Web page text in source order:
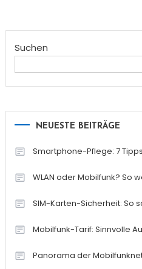
Suchen
NEUESTE BEITRÄGE
Smartphone-Pflege: 7
WLAN oder Mobilfunk? So
SIM-Karten-Sicherheit: So
Mobilfunk-Tarif: Sinnvolle
Panorama der